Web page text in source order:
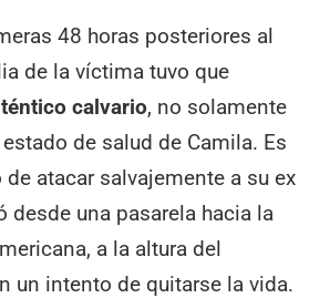
48 horas posteriores al
de la víctima tuvo que
calvario, no solamente
de salud de Camila. Es
de atacar salvajemente a su ex
desde una pasarela hacia la
a la altura del
un intento de quitarse la vida.